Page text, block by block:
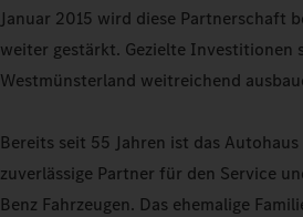
Januar 2015 wird diese Partnerschaft
weiter gestärkt. Gezielte Investitionen
Westmünsterland weitreichend
Bereits seit 55 Jahren ist das
zuverlässige Partner für den Service
Benz Fahrzeugen. Das ehemalige